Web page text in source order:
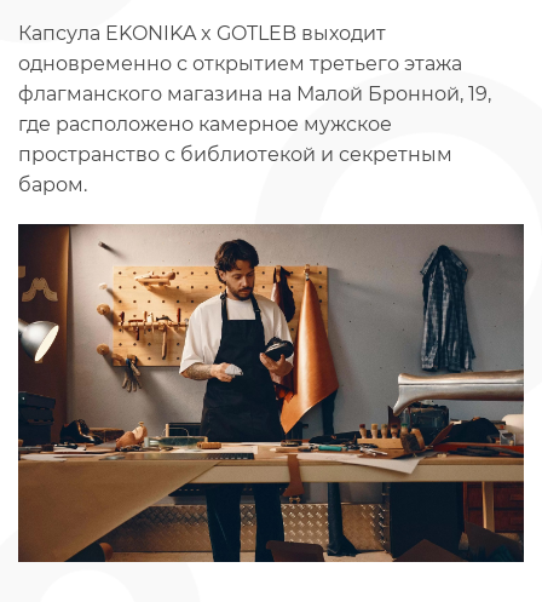
Капсула EKONIKA x GOTLEB выходит
одновременно с открытием третьего этажа
флагманского магазина на Малой Бронной, 19,
где расположено камерное мужское
пространство с библиотекой и секретным
баром.